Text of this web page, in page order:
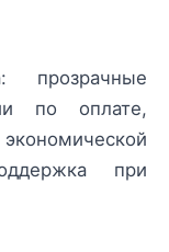
прозрачные
по оплате,
при